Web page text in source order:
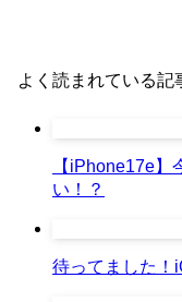
よく読まれている記
【iPhone17e
い！？
待ってました！